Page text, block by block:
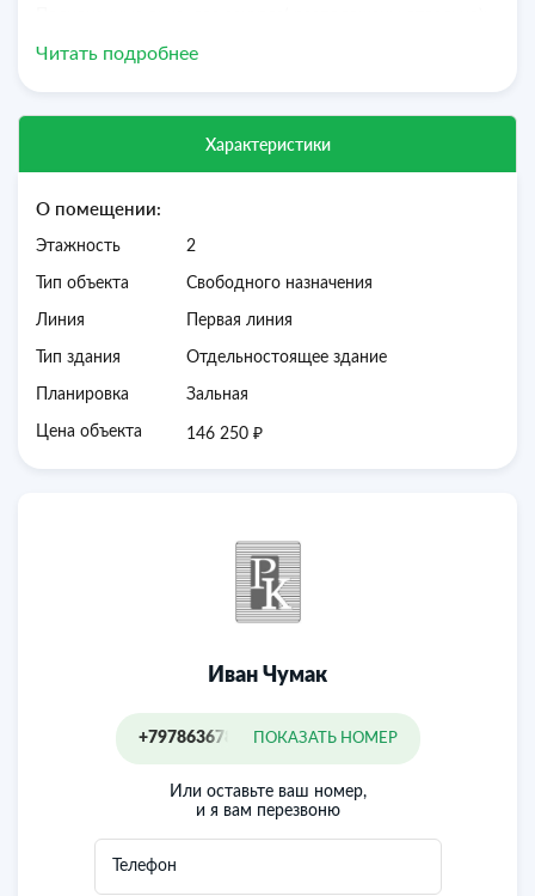
Мощность — 30 кВт;
Три кондиционера;
Пожарная сигнализация;
Звоните! Организую показ! Отвечу на все, интересующие
Вас вопросы!
Читать подробнее
Характеристики
О помещении:
Этажность 2
Тип объекта Свободного назначения
Линия Первая линия
Тип здания Отдельностоящее здание
Планировка Зальная
Цена объекта 146 250 ₽
Иван Чумак
+79786367855 ПОКАЗАТЬ НОМЕР
Или оставьте ваш номер,
и я вам перезвоню
Телефон